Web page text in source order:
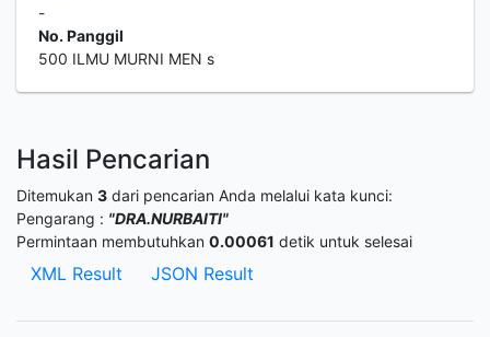
-
No. Panggil
500 ILMU MURNI MEN s
Hasil Pencarian
Ditemukan 3 dari pencarian Anda melalui kata kunci:
Pengarang : "DRA.NURBAITI"
Permintaan membutuhkan 0.00061 detik untuk selesai
XML Result JSON Result